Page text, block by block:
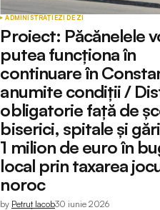
ADMINISTRAȚIEZI DE ZI
Proiect: Păcănelele
putea funcționa în
continuare în
anumite condiții /
obligatorie față de
biserici, spitale și
1 milion de euro în
local prin taxarea
noroc
by Petruț Iacob30 iunie 2026